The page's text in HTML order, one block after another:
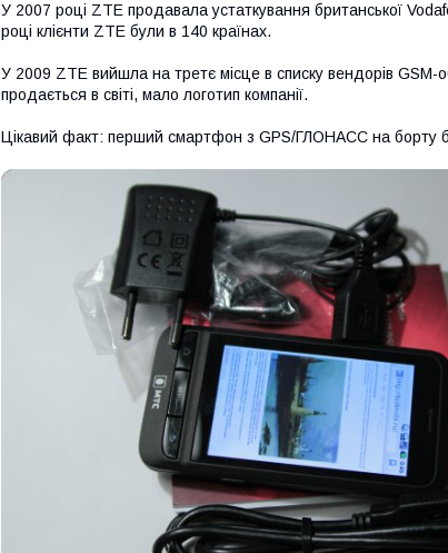
У 2007 році ZTE продавала устаткування британської
році клієнти ZTE були в 140 країнах.
У 2009 ZTE вийшла на третє місце в списку вендорів GSM-
продається в світі, мало логотип компанії.
Цікавий факт: перший смартфон з GPS/ГЛОНАСС на борту